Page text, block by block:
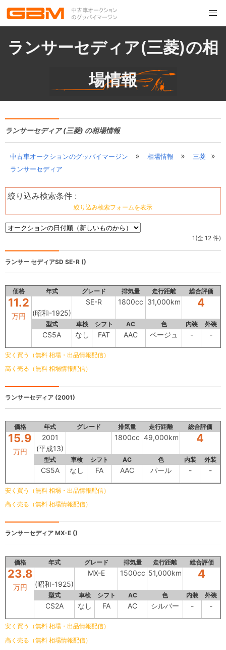
ランサーセディア(三菱)の相
場情報
ランサーセディア (三菱) の相場情報
中古車オークションのグッバイマージン » 相場情報 » 三菱 »
ランサーセディア
絞り込み検索条件 :
絞り込み検索フォームを表示
1(全 12 件)
ランサー セディアSD SE-R ()
価格 年式 グレード 排気量 走行距離 総合評価
11.2
万円 (昭和-1925)
SE-R 1800cc 31,000km 4
型式 車検 シフト AC 色 内装 外装
CS5A なし FAT AAC ベージュ - -
安く買う（無料 相場・出品情報配信）
高く売る（無料 相場情報配信）
ランサーセディア (2001)
価格 年式 グレード 排気量 走行距離 総合評価
15.9
万円
2001
(平成13)
1800cc 49,000km 4
型式 車検 シフト AC 色 内装 外装
CS5A なし FA AAC パール - -
安く買う（無料 相場・出品情報配信）
高く売る（無料 相場情報配信）
ランサーセディア MX-E ()
価格 年式 グレード 排気量 走行距離 総合評価
23.8
万円 (昭和-1925)
MX-E 1500cc 51,000km 4
型式 車検 シフト AC 色 内装 外装
CS2A なし FA AC シルバー - -
安く買う（無料 相場・出品情報配信）
高く売る（無料 相場情報配信）